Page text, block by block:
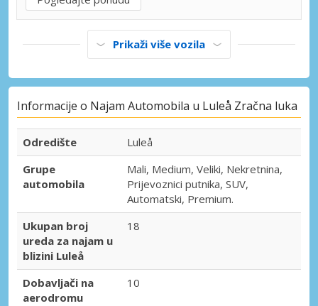
Prikaži više vozila
Informacije o Najam Automobila u Luleå Zračna luka
Odredište
Luleå
Grupe
automobila
Mali, Medium, Veliki, Nekretnina,
Prijevoznici putnika, SUV,
Automatski, Premium.
Ukupan broj
ureda za najam u
blizini Luleå
18
Dobavljači na
aerodromu
10